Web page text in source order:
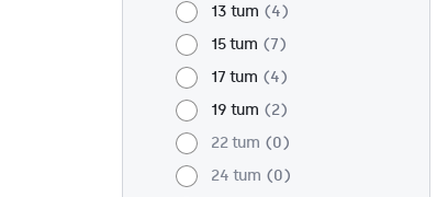
13 tum
4
15 tum
7
17 tum
4
19 tum
2
22 tum
0
24 tum
0